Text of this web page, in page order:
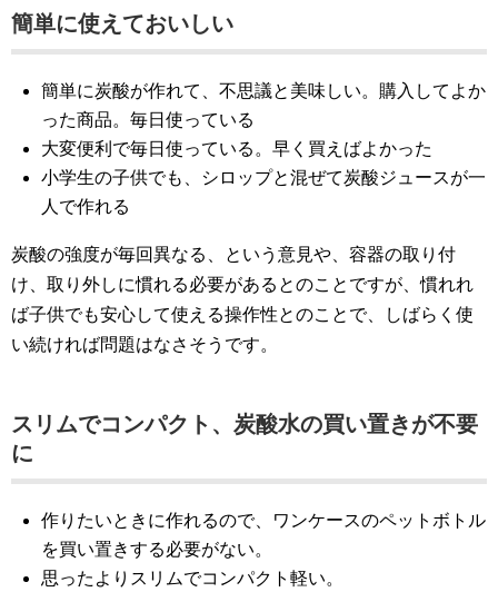
簡単に使えておいしい
簡単に炭酸が作れて、不思議と美味しい。購入してよか
った商品。毎日使っている
大変便利で毎日使っている。早く買えばよかった
小学生の子供でも、シロップと混ぜて炭酸ジュースが一
人で作れる
炭酸の強度が毎回異なる、という意見や、容器の取り付
け、取り外しに慣れる必要があるとのことですが、慣れれ
ば子供でも安心して使える操作性とのことで、しばらく使
い続ければ問題はなさそうです。
スリムでコンパクト、炭酸水の買い置きが不要
に
作りたいときに作れるので、ワンケースのペットボトル
を買い置きする必要がない。
思ったよりスリムでコンパクト軽い。